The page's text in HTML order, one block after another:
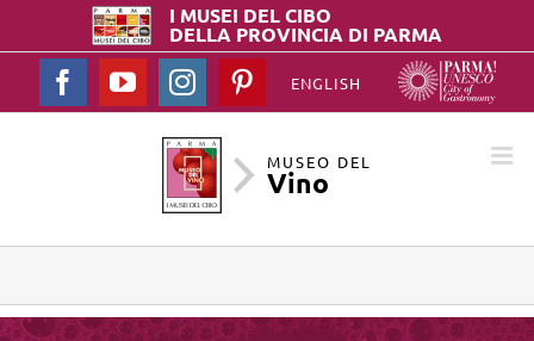
I MUSEI DELCIBO
DELLA PROVINCIA DI PARMA
ENGLISH
FacebookYouTubeInstagramPinterest
MUSEO DEL
Vino